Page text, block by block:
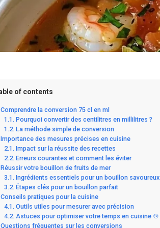
of contents
Comprendre la conversion 75 cl en ml
Pourquoi convertir des centilitres en millilitres ?
La méthode simple de conversion
Importance des mesures précises en cuisine
Impact sur la réussite des recettes
Erreurs courantes et comment les éviter
Réussir votre bouillon de fruits de mer
Ingrédients essentiels pour un bouillon savoureux
Étapes clés pour un bouillon parfait
Conseils pratiques pour la cuisine
Outils utiles pour mesurer avec précision
Astuces pour optimiser votre temps en cuisine 🍲
Questions fréquentes sur les conversions